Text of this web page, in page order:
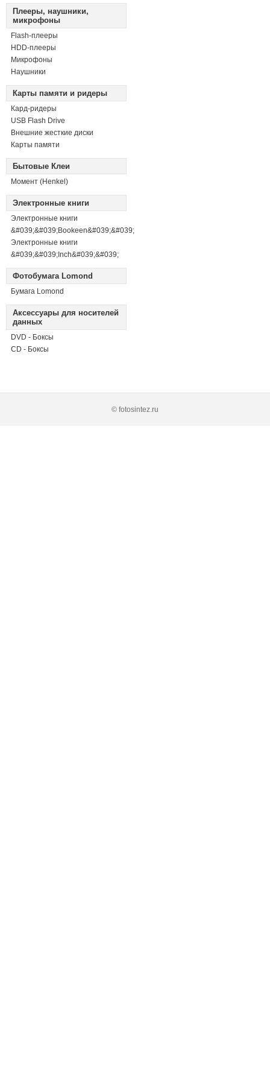
Плееры, наушники,
микрофоны
Flash-плееры
HDD-плееры
Микрофоны
Наушники
Карты памяти и ридеры
Кард-ридеры
USB Flash Drive
Внешние жесткие диски
Карты памяти
Бытовые Клеи
Момент (Henkel)
Электронные книги
Электронные книги
&#039;&#039;Bookeen&#039;&#039;
Электронные книги
&#039;&#039;Inch&#039;&#039;
Фотобумага Lomond
Бумага Lomond
Аксессуары для носителей
данных
DVD - Боксы
CD - Боксы
© fotosintez.ru